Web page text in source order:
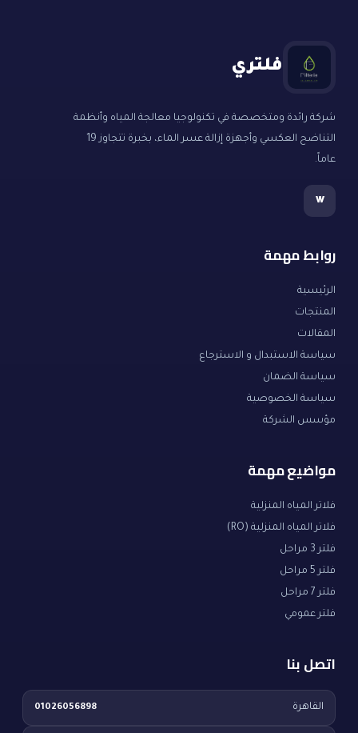
فلتري
شركة رائدة ومتخصصة في تكنولوجيا معالجة المياه وأنظمة
التناضح العكسي وأجهزة إزالة عسر الماء، بخبرة تتجاوز 19
عاماً.
w
روابط مهمة
الرئيسية
المنتجات
المقالات
سياسة الاستبدال و الاسترجاع
سياسة الضمان
سياسة الخصوصية
مؤسس الشركة
مواضيع مهمة
فلاتر المياه المنزلية
فلاتر المياه المنزلية (RO)
فلتر 3 مراحل
فلتر 5 مراحل
فلتر 7 مراحل
فلتر عمومي
اتصل بنا
القاهرة 01026056898